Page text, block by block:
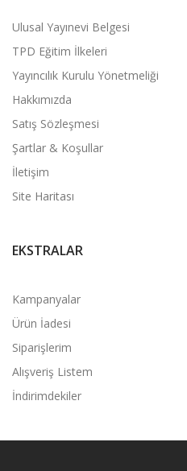
Ulusal Yayınevi Belgesi
TPD Eğitim İlkeleri
Yayıncılık Kurulu Yönetmeliği
Hakkımızda
Satış Sözleşmesi
Şartlar & Koşullar
İletişim
Site Haritası
EKSTRALAR
Kampanyalar
Ürün İadesi
Siparişlerim
Alışveriş Listem
İndirimdekiler